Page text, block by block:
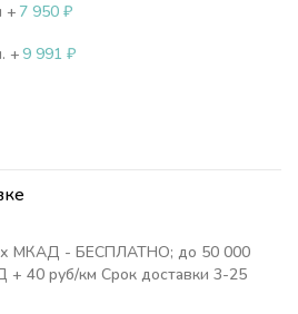
+ 7 950 ₽
+9 991 ₽
МКАД - БЕСПЛАТНО; до 50 000
40 руб/км Срок доставки 3-25